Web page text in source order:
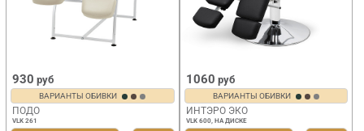
930 руб
ВАРИАНТЫ ОБИВКИ
ПОДО
VLK 261
1060 руб
ВАРИАНТЫ ОБИВКИ
ИНТЭРО ЭКО
VLK 600, НА ДИСКЕ